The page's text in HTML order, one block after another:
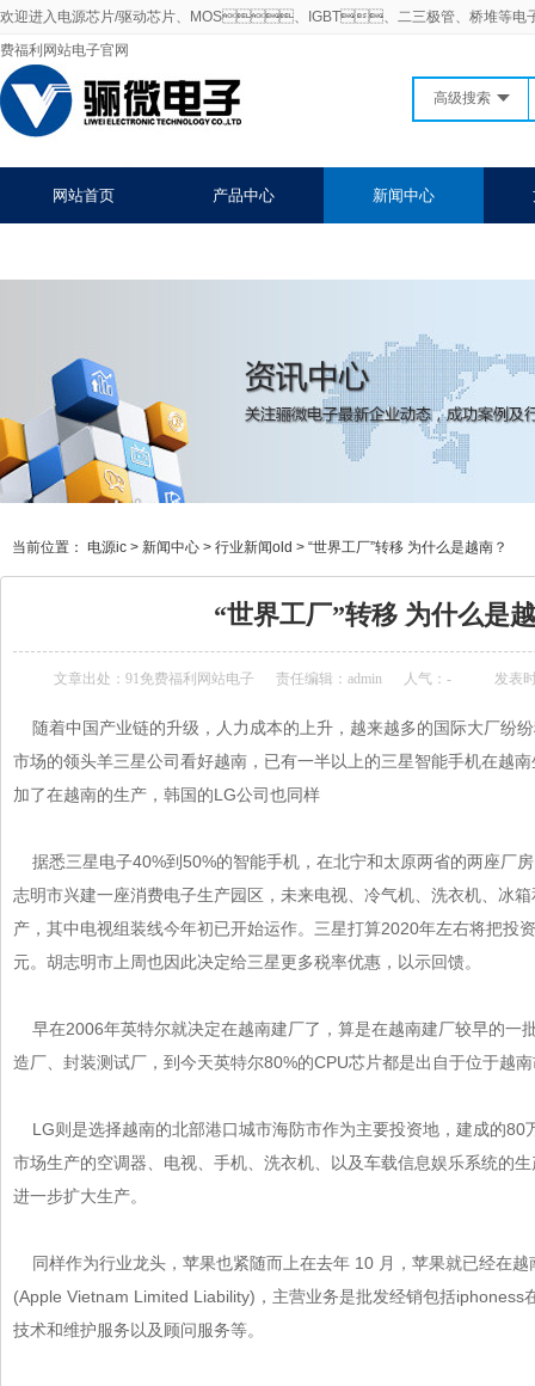
欢迎进入电源芯片/驱动芯片、MOS、IGBT、二三极管、桥堆等电
费福利网站电子官网
高级搜索
网站首页 产品中心 新闻中心
当前位置： 电源ic > 新闻中心 > 行业新闻old > “世界工厂”转移 为什么是越南？
“世界工厂”转移 为什么是越南
文章出处： 91免费福利网站电子 责任编辑：admin 人气： - 发表时
随着中国产业链的升级，人力成本的上升，越来越多的国际大厂纷纷
市场的领头羊三星公司看好越南，已有一半以上的三星智能手机在越
加了在越南的生产，韩国的LG公司也同样
据悉三星电子40%到50%的智能手机，在北宁和太原两省的两座厂房
志明市兴建一座消费电子生产园区，未来电视、冷气机、洗衣机、
产，其中电视组装线今年初已开始运作。三星打算2020年左右将
元。胡志明市上周也因此决定给三星更多税率优惠，以示回馈。
早在2006年英特尔就决定在越南建厂了，算是在越南建厂较早的一批
造厂、封装测试厂，到今天英特尔80%的CPU芯片都是出自于位于越
LG则是选择越南的北部港口城市海防市作为主要投资地，建成的
市场生产的空调器、电视、手机、洗衣机、以及车载信息娱乐系
进一步扩大生产。
同样作为行业龙头，苹果也紧随而上在去年 10 月，苹果就已经在
(Apple Vietnam Limited Liability)，主营业务是批发经销包括iphoness
技术和维护服务以及顾问服务等。